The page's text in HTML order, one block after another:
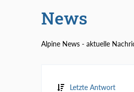
News
Alpine News - aktuelle
Letzte Antwort